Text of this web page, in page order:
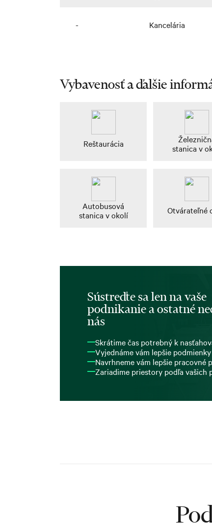
- Kancelária
Vybavenosť a ďalšie
Reštaurácia
stanica v
Autobusová
stanica v okolí
Otvárateľné
Sústreďte sa len na vaše
podnikanie a ostatné
nás
Skrátime čas potrebný k
Vyjednáme vám lepšie podmienky
Navrhneme vám lepšie pracovné
Zariadime priestory podľa vašich